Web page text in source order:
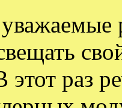
этот раз